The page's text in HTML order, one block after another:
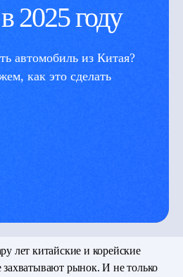
2025 году
автомобиль из Китая?
как это сделать
лет китайские и корейские
захватывают рынок. И не только